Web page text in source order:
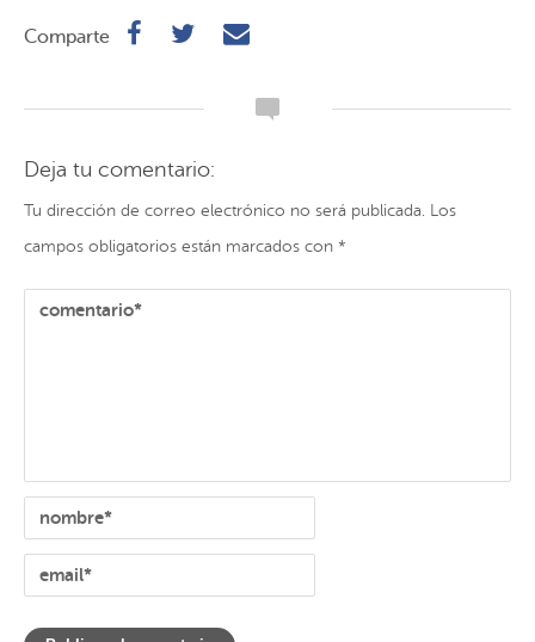
Comparte
Deja tu comentario:
Tu dirección de correo electrónico no será publicada. Los
campos obligatorios están marcados con *